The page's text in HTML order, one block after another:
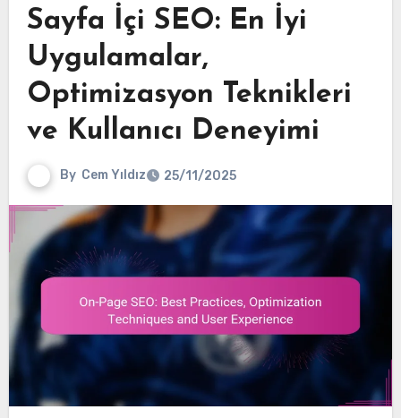
Sayfa İçi SEO: En İyi
Uygulamalar,
Optimizasyon Teknikleri
ve Kullanıcı Deneyimi
By Cem Yıldız 25/11/2025